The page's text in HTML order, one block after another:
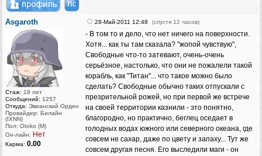
Asgaroth
Стаж: 18 лет
Сообщений: 1257
Откуда: Эвианский Орден
Провайдер: Билайн
(IXNN)
Пол: Otoko (M)
Он-лайн: Нет
Карма: 0.00
28-Май-2011 12:48 (спустя 12 часов)
- В том то и дело, что нет ничего на поверхности.
Хотя... как ты там сказала? "жопой чувствую",
Свободные что-то затевают, очень-очень
серьёзное, настолько, что они не пожалели такой
корабль, как "Титан"... что такое можно было
сделать? Свободные обычно таких отпускали с
презрительной рожей, но при первой же встрече
на своей территории казнили - это понятно,
благородно, но практично, беглец оседает в
голодных водах южного или северного океана, где
совсем не сахар, даже по цвету и запаху... Тут же
совсем другая песня. Его выследили маги - он